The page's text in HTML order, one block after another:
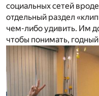
социальных сетей
отдельный раздел
чем-либо удивить. Им
чтобы понимать,